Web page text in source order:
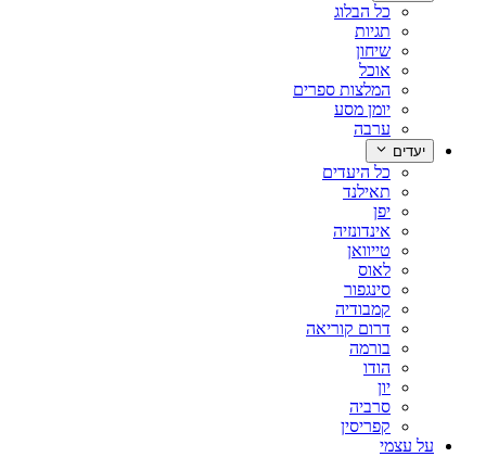
כל הבלוג
תגיות
שיחון
אוכל
המלצות ספרים
יומן מסע
ערבה
יעדים
כל היעדים
תאילנד
יפן
אינדונזיה
טייוואן
לאוס
סינגפור
קמבודיה
דרום קוריאה
בורמה
הודו
יון
סרביה
קפריסין
על עצמי